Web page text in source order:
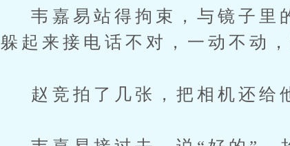
韦嘉易站得拘束，与镜子里
躲起来接电话不对，一动不动
赵竞拍了几张，把相机还给